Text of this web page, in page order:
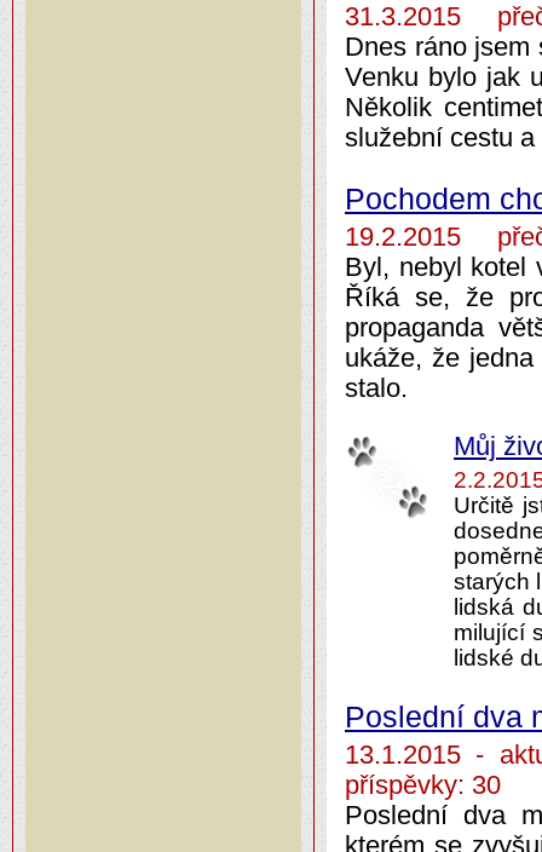
31.3.2015
Dnes ráno jsem
Venku bylo jak
Několik
služební cestu
Pochodem
19.2.2015
Byl, nebyl kotel
Říká se, že
propaganda
ukáže, že
stalo.
Můj
Určitě
starých
lidská
milující
lidské
Poslední dva
13.1.2015 -
příspěvky: 30
Poslední dva
kterém se